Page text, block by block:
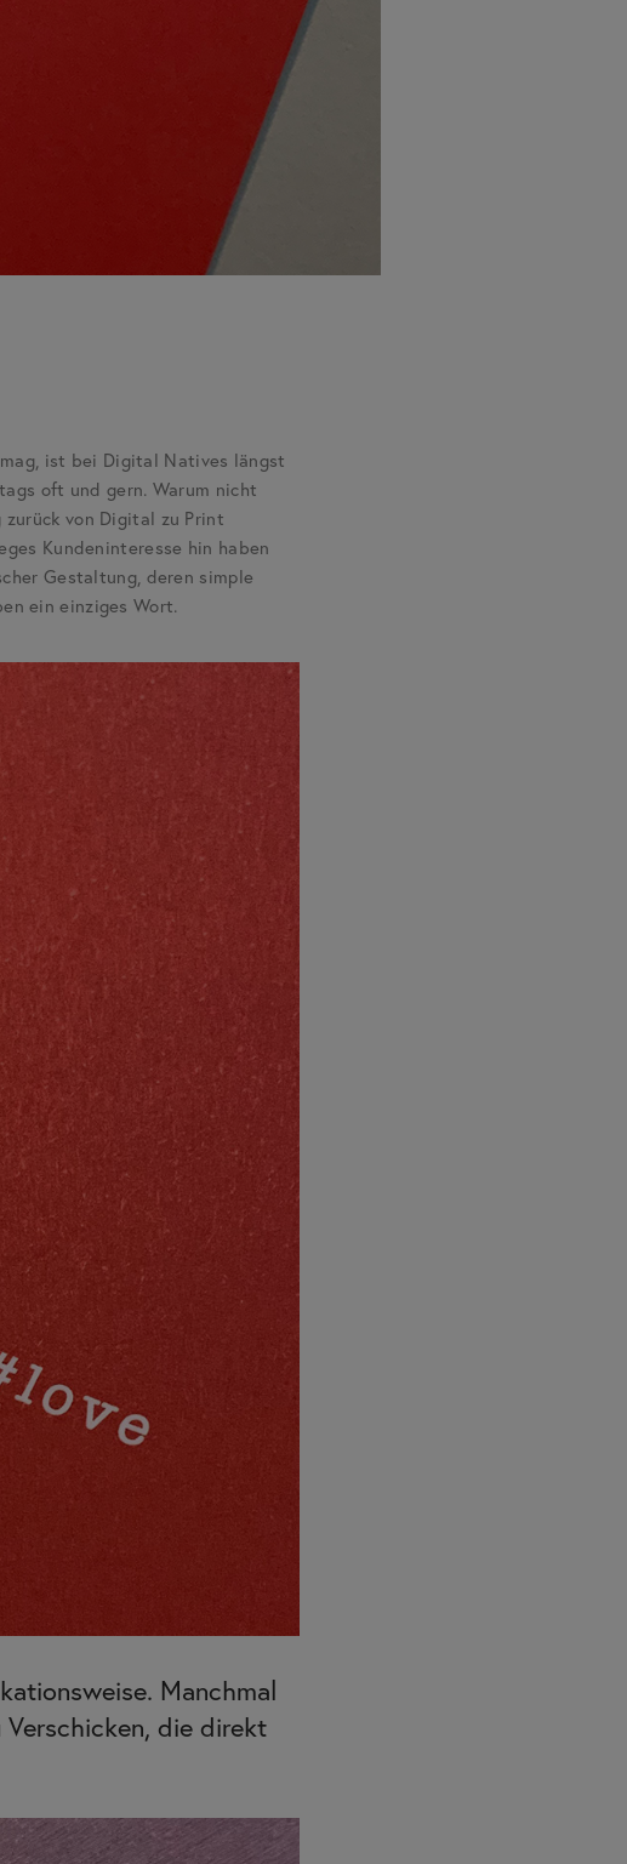
mag, ist bei Digital Natives längst
oft und gern. Warum nicht
von Digital zu Print
Kundeninteresse hin haben
Gestaltung, deren simple
ein einziges Wort.
Manchmal
die direkt